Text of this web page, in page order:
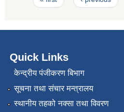
Quick Links
केन्द्रीय पंजीकरण बिभाग
सूचना तथा संचार मन्त्रालय
स्थानीय तहको नक्सा तथा विवरण